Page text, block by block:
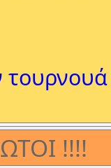
τουρνουά
!!!!